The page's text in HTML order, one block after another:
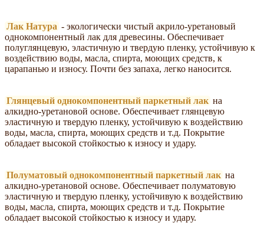
Лак Натура - экологически чистый акрило-уретановый
однокомпонентный лак для древесины. Обеспечивает
полуглянцевую, эластичную и твердую пленку, устойчивую к
воздействию воды, масла, спирта, моющих средств, к
царапанью и износу. Почти без запаха, легко наносится.
Глянцевый однокомпонентный паркетный лак на
алкидно-уретановой основе. Обеспечивает глянцевую
эластичную и твердую пленку, устойчивую к воздействию
воды, масла, спирта, моющих средств и т.д. Покрытие
обладает высокой стойкостью к износу и удару.
Полуматовый однокомпонентный паркетный лак на
алкидно-уретановой основе. Обеспечивает полуматовую
эластичную и твердую пленку, устойчивую к воздействию
воды, масла, спирта, моющих средств и т.д. Покрытие
обладает высокой стойкостью к износу и удару.